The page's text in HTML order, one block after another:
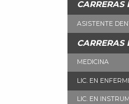
CARRERAS
ASISTENTE
CARRERAS
MEDICINA
LIC. EN
LIC. EN